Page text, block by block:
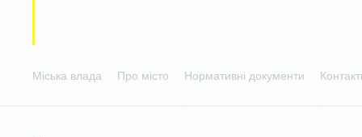
Міська влада Про місто Нормативні документи